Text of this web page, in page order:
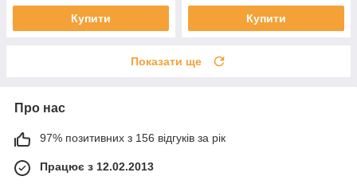
Купити Купити
Показати ще
Про нас
97% позитивних з 156 відгуків за рік
Працює з 12.02.2013